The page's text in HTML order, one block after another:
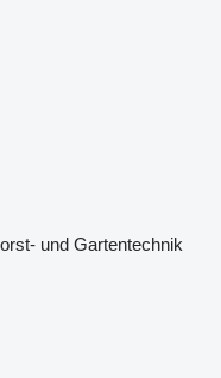
und Gartentechnik